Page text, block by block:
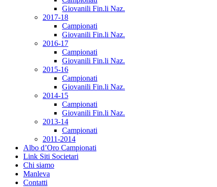
Giovanili Fin.li Naz.
2017-18
Campionati
Giovanili Fin.li Naz.
2016-17
Campionati
Giovanili Fin.li Naz.
2015-16
Campionati
Giovanili Fin.li Naz.
2014-15
Campionati
Giovanili Fin.li Naz.
2013-14
Campionati
2011-2014
Albo d’Oro Campionati
Link Siti Societari
Chi siamo
Manleva
Contatti